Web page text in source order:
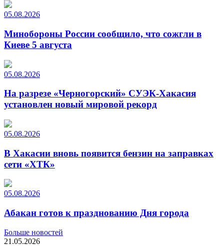
05.08.2026
Минобороны России сообщило, что сожгли в
Киеве 5 августа
05.08.2026
На разрезе «Черногорский» СУЭК-Хакасия
установлен новый мировой рекорд
05.08.2026
В Хакасии вновь появится бензин на заправках
сети «ХТК»
05.08.2026
Абакан готов к празднованию Дня города
Больше новостей
21.05.2026